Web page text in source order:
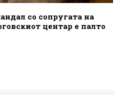
со сопругата на
центар е палто